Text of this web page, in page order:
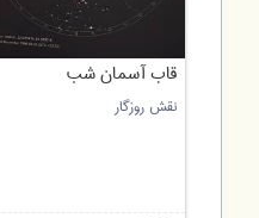
قاب آسمان شب
نقش روزگار